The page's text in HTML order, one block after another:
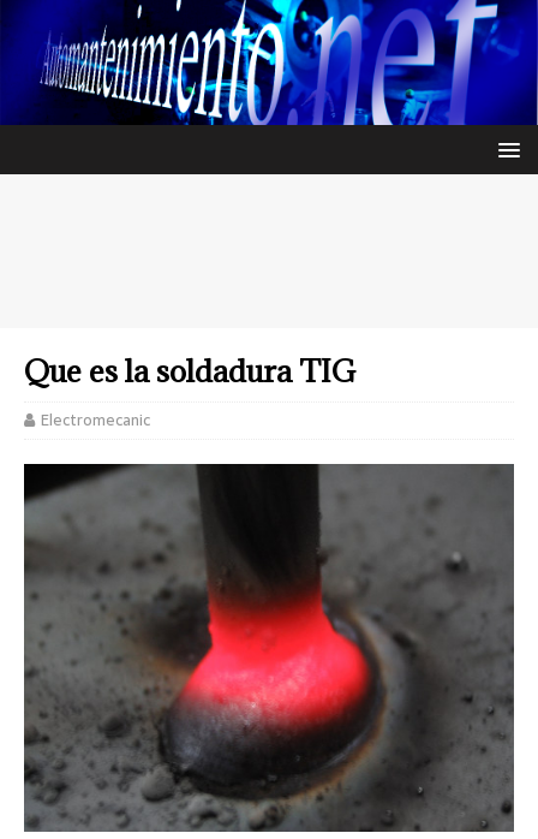
Que es la soldadura TIG
Electromecanic